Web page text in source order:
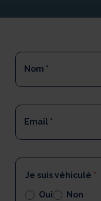
candidature
Nom *
Email *
Je suis véhiculé *
Oui Non